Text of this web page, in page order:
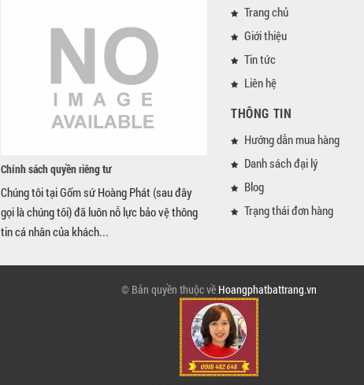
Chính sách quyền riêng tư
Chúng tôi tại Gốm sứ Hoàng Phát (sau đây
gọi là chúng tôi) đã luôn nỗ lực bảo vệ thông
tin cá nhân của khách...
Trang chủ
Giới thiệu
Tin tức
Liên hệ
THÔNG TIN
Hướng dẫn mua hàng
Danh sách đại lý
Blog
Trạng thái đơn hàng
© Bản quyền thuộc về Hoangphatbattrang.vn